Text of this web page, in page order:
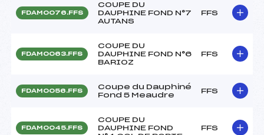
FDAM0076.FFS
COUPE DU
DAUPHINE FOND N°7
AUTANS
FFS
FDAM0063.FFS
COUPE DU
DAUPHINE FOND N°6
BARIOZ
FFS
FDAM0056.FFS
Coupe du Dauphiné
Fond 5 Meaudre
FFS
FDAM0045.FFS
COUPE DU
DAUPHINE FOND
FFS